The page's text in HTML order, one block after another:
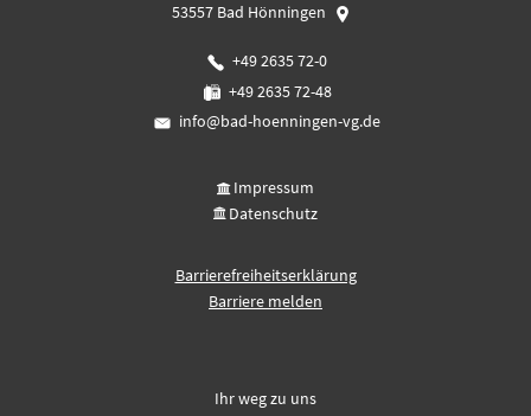
53557 Bad Hönningen
+49 2635 72-0
+49 2635 72-48
info@bad-hoenningen-vg.de
Impressum
Datenschutz
Barrierefreiheitserklärung
Barriere melden
Ihr weg zu uns